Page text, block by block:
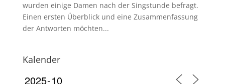
wurden einige Damen nach der Singstunde befragt.
Einen ersten Überblick und eine Zusammenfassung
der Antworten möchten...
Kalender